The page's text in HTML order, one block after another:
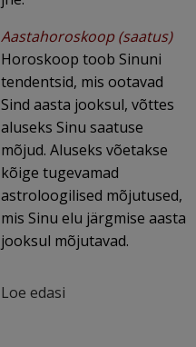
Aastahoroskoop (saatus)
Horoskoop toob Sinuni
tendentsid, mis ootavad
Sind aasta jooksul, võttes
aluseks Sinu saatuse
mõjud. Aluseks võetakse
kõige tugevamad
astroloogilised mõjutused,
mis Sinu elu järgmise aasta
jooksul mõjutavad.
Loe edasi